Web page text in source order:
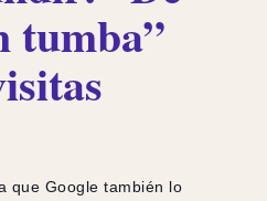
tumba”
que Google también lo